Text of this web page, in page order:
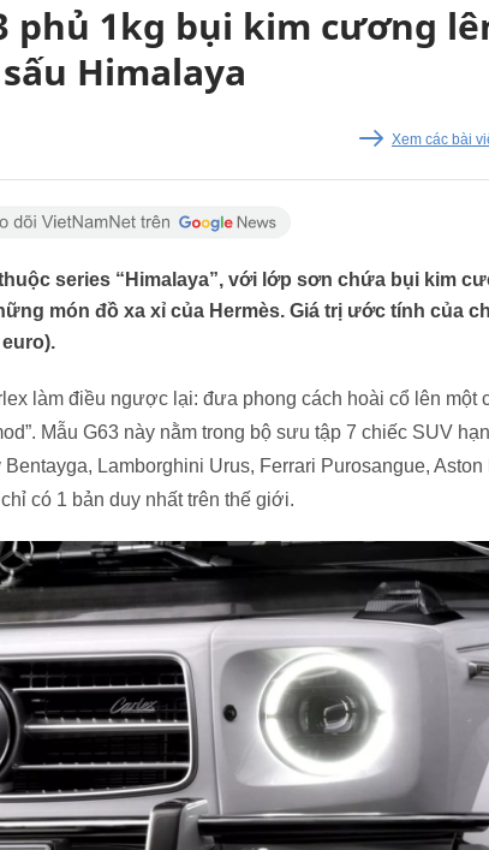
phủ 1kg bụi kim cương
Himalaya
Xem các bài
series “Himalaya”, với lớp sơn chứa bụi kim
món đồ xa xỉ của Hermès. Giá trị ước tính của
làm điều ngược lại: đưa phong cách hoài cổ lên một
Mẫu G63 này nằm trong bộ sưu tập 7 chiếc SUV
Lamborghini Urus, Ferrari Purosangue, Aston
có 1 bản duy nhất trên thế giới.